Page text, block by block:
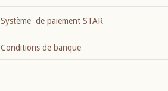
Système de paiement STAR
Conditions de banque